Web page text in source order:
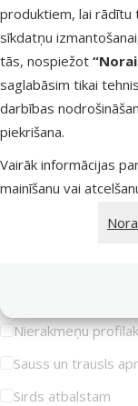
produktiem, lai rādītu
sīkdatņu
tās, nospiežot
saglabāsim tikai
darbības
piekrišana.
Vairāk informācijas
mainīšanu vai
Gremošanas
Iekaisusi āda
Imunitātes
Jutīga gremošana
Jutīga āda
Jutīgas locītavas
Liekais svars/
Nierakmeņu
Sauss un trausls
Sirds atbalstam